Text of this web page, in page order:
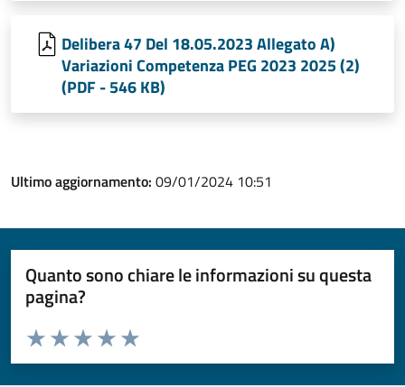
Delibera 47 Del 18.05.2023 Allegato A)
Variazioni Competenza PEG 2023 2025 (2)
(PDF - 546 KB)
Ultimo aggiornamento: 09/01/2024 10:51
Quanto sono chiare le informazioni su questa
pagina?
Valuta da 1 a 5 stelle la pagina
Valuta 5 stelle su 5
Valuta 4 stelle su 5
Valuta 3 stelle su 5
Valuta 2 stelle su 5
Valuta 1 stelle su 5